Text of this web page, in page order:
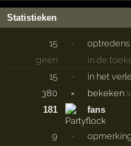
Statistieken
15 ·
optredens
geen
·
in de
15
·
in het
380
× bekeken
181
fans
9 ·